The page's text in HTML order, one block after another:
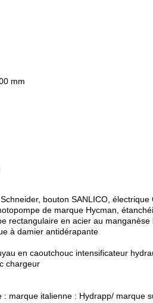
mm
bouton SANLICO, électrique
de marque Hycman,
rectangulaire en acier au
à damier antidérapante
en caoutchouc intensificateur
chargeur
marque italienne : Hydrapp/ marque